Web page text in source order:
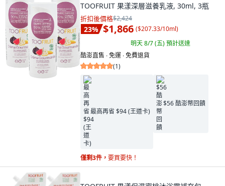
TOOFRUIT 果漾深層滋養乳液, 30ml, 3瓶
折扣後價格$2,424
23% $1,866 ($207.33/10ml)
明天 8/7 (五)預計送達
酷澎直售 ∙ 免運 ∙ 免費退貨
(1)
最高再省 $94 (王道卡)
$56 酷澎幣回饋
僅剩3件， 要買要快！